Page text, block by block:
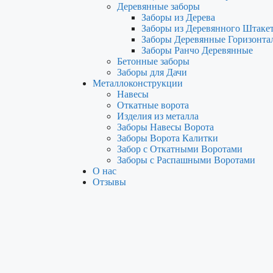
Деревянные заборы
Заборы из Дерева
Заборы из Деревянного
Заборы Деревянные
Заборы Ранчо Деревянные
Бетонные заборы
Заборы для Дачи
Металлоконструкции
Навесы
Откатные ворота
Изделия из металла
Заборы Навесы Ворота
Заборы Ворота Калитки
Забор с Откатными Воротами
Заборы с Распашными Воротами
О нас
Отзывы